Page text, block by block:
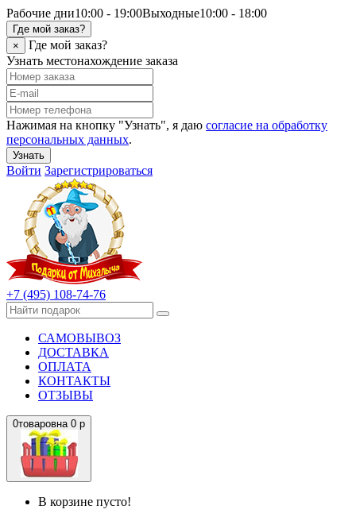
Рабочие дни10:00 - 19:00Выходные10:00 - 18:00
Где мой заказ?
×
Где мой заказ?
Узнать местонахождение заказа
Нажимая на кнопку "Узнать", я даю согласие на обработку
персональных данных.
Узнать
Войти Зарегистрироваться
+7 (495) 108-74-76
САМОВЫВОЗ
ДОСТАВКА
ОПЛАТА
КОНТАКТЫ
ОТЗЫВЫ
0товаровна 0 р
В корзине пусто!